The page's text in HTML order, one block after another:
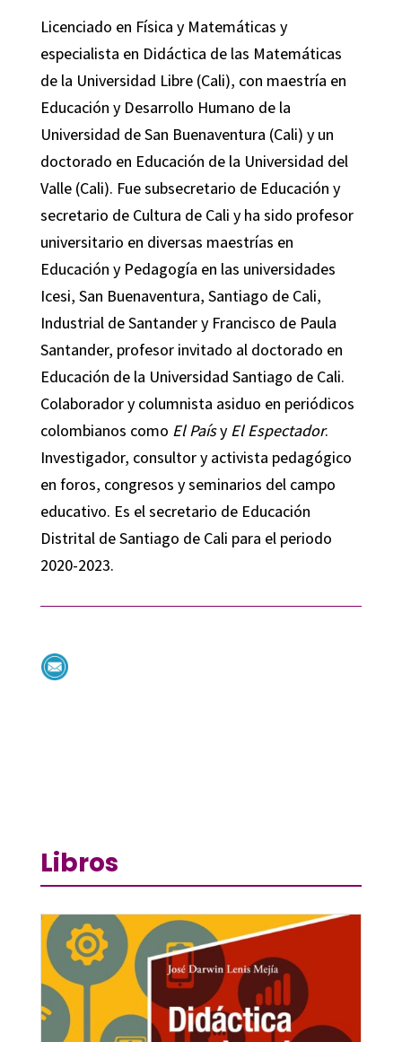
Licenciado en Física y Matemáticas y
especialista en Didáctica de las Matemáticas
de la Universidad Libre (Cali), con maestría en
Educación y Desarrollo Humano de la
Universidad de San Buenaventura (Cali) y un
doctorado en Educación de la Universidad del
Valle (Cali). Fue subsecretario de Educación y
secretario de Cultura de Cali y ha sido profesor
universitario en diversas maestrías en
Educación y Pedagogía en las universidades
Icesi, San Buenaventura, Santiago de Cali,
Industrial de Santander y Francisco de Paula
Santander, profesor invitado al doctorado en
Educación de la Universidad Santiago de Cali.
Colaborador y columnista asiduo en periódicos
colombianos como El PaísyEl Espectador.
Investigador, consultor y activista pedagógico
en foros, congresos y seminarios del campo
educativo. Es el secretario de Educación
Distrital de Santiago de Cali para el periodo
2020-2023.
Libros